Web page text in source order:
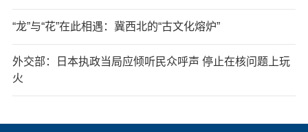
“龙”与“花”在此相遇：冀西北的“古文化熔炉”
外交部：日本执政当局应倾听民众呼声 停止在核问题上玩
火